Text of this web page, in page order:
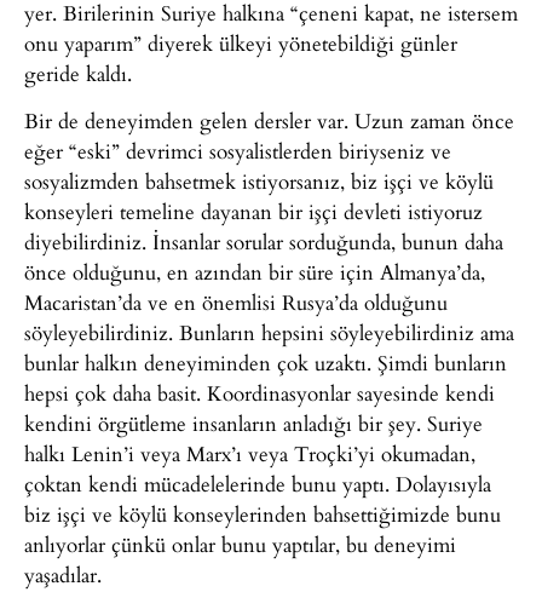
yer. Birilerinin Suriye halkına “çeneni kapat, ne istersem
onu yaparım” diyerek ülkeyi yönetebildiği günler
geride kaldı.
Bir de deneyimden gelen dersler var. Uzun zaman önce
eğer “eski” devrimci sosyalistlerden biriyseniz ve
sosyalizmden bahsetmek istiyorsanız, biz işçi ve köylü
konseyleri temeline dayanan bir işçi devleti istiyoruz
diyebilirdiniz. İnsanlar sorular sorduğunda, bunun daha
önce olduğunu, en azından bir süre için Almanya’da,
Macaristan’da ve en önemlisi Rusya’da olduğunu
söyleyebilirdiniz. Bunların hepsini söyleyebilirdiniz ama
bunlar halkın deneyiminden çok uzaktı. Şimdi bunların
hepsi çok daha basit. Koordinasyonlar sayesinde kendi
kendini örgütleme insanların anladığı bir şey. Suriye
halkı Lenin’i veya Marx’ı veya Troçki’yi okumadan,
çoktan kendi mücadelelerinde bunu yaptı. Dolayısıyla
biz işçi ve köylü konseylerinden bahsettiğimizde bunu
anlıyorlar çünkü onlar bunu yaptılar, bu deneyimi
yaşadılar.